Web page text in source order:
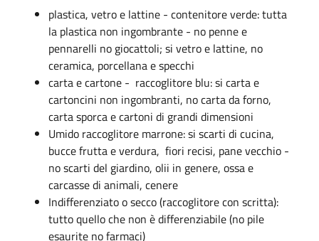
plastica, vetro e lattine - contenitore verde: tutta
la plastica non ingombrante - no penne e
pennarelli no giocattoli; si vetro e lattine, no
ceramica, porcellana e specchi
carta e cartone - raccoglitore blu: si carta e
cartoncini non ingombranti, no carta da forno,
carta sporca e cartoni di grandi dimensioni
Umido raccoglitore marrone: si scarti di cucina,
bucce frutta e verdura, fiori recisi, pane vecchio -
no scarti del giardino, olii in genere, ossa e
carcasse di animali, cenere
Indifferenziato o secco (raccoglitore con scritta):
tutto quello che non è differenziabile (no pile
esaurite no farmaci)